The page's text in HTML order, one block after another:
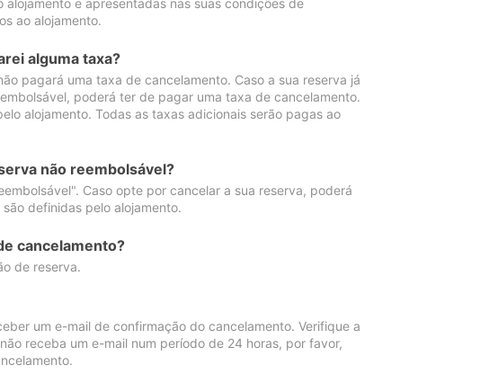
e apresentadas nas suas condições de
ao alojamento.
alguma taxa?
pagará uma taxa de cancelamento. Caso a sua reserva já
poderá ter de pagar uma taxa de cancelamento.
alojamento. Todas as taxas adicionais serão pagas ao
não reembolsável?
Caso opte por cancelar a sua reserva, poderá
definidas pelo alojamento.
cancelamento?
de reserva.
um e-mail de confirmação do cancelamento. Verifique a
receba um e-mail num período de 24 horas, por favor,